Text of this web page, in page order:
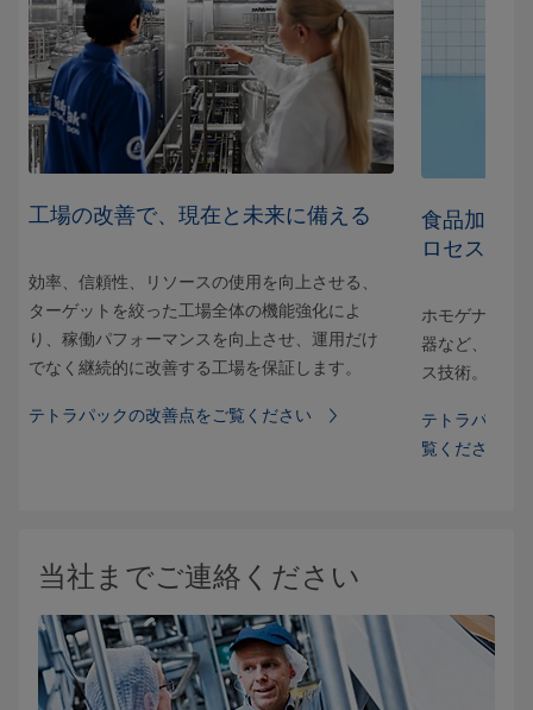
工場の改善で、現在と未来に備える
効率、信頼性、リソースの使用を向上させる、
ターゲットを絞った工場全体の機能強化によ
り、稼働パフォーマンスを向上させ、運用だけ
でなく継続的に改善する工場を保証します。
テトラパックの改善点をご覧ください
食品加工
ロセスを
ホモゲナイザ
器など、運用
ス技術。
テトラパック
覧ください
当社までご連絡ください